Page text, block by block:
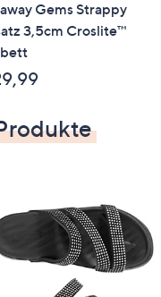
Gems Strappy
3,5cm Croslite™